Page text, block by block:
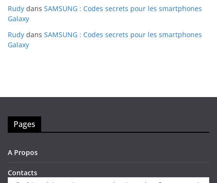
Rudy dans SAMSUNG : Codes secrets pour les smartphones
Galaxy
Rudy dans SAMSUNG : Codes secrets pour les smartphones
Galaxy
Pages
A Propos
Contacts